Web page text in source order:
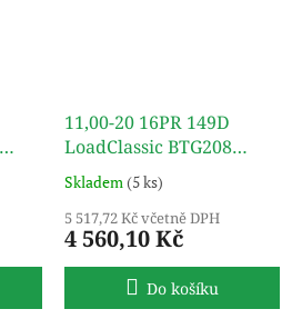
11,00-20 16PR 149D
LoadClassic BTG208
(SET) TT TURON
Skladem(5 ks)
5 517,72 Kč včetně DPH
4 560,10 Kč
Do košíku